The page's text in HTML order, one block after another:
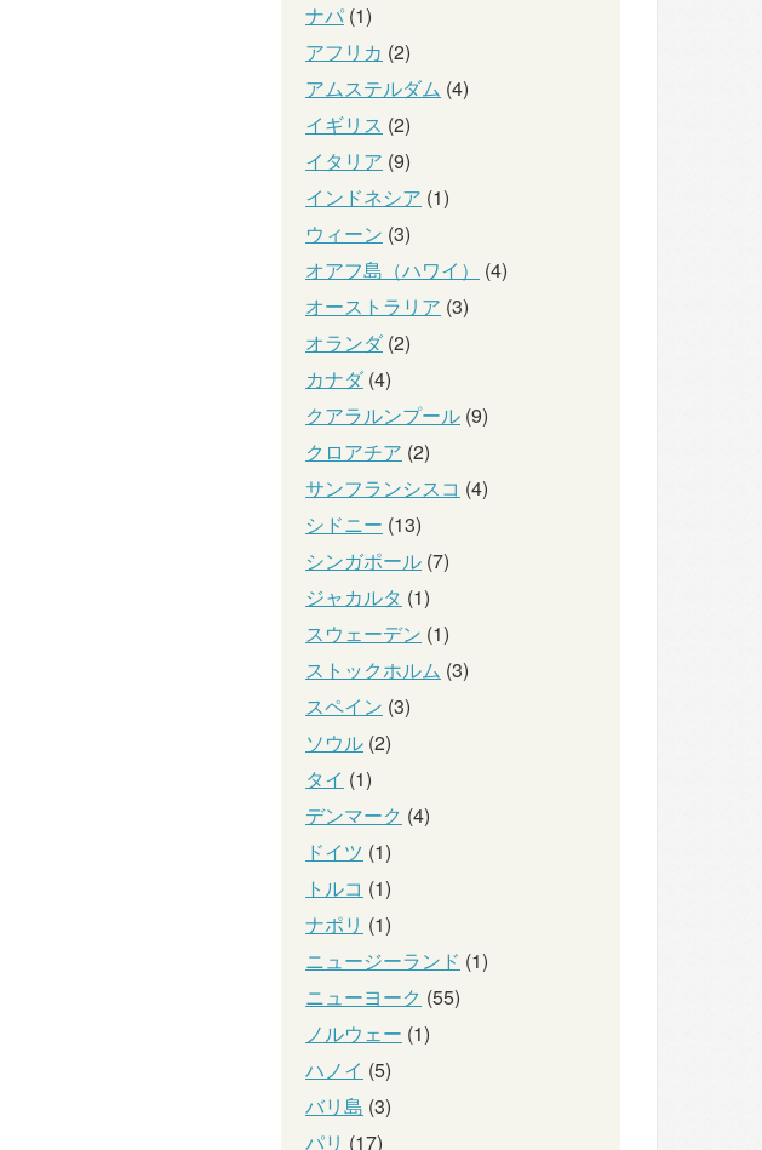
ナパ (1)
アフリカ (2)
アムステルダム (4)
イギリス (2)
イタリア (9)
インドネシア (1)
ウィーン (3)
オアフ島（ハワイ）
(4)
オーストラリア (3)
オランダ(2)
カナダ(4)
クアラルンプール (9)
クロアチア (2)
サンフランシスコ (4)
シドニー (13)
シンガポール (7)
ジャカルタ (1)
スウェーデン (1)
ストックホルム (3)
スペイン (3)
ソウル (2)
タイ (1)
デンマーク (4)
ドイツ (1)
トルコ (1)
ナポリ (1)
ニュージーランド (1)
ニューヨーク (55)
ノルウェー (1)
ハノイ (5)
バリ島 (3)
パリ (17)